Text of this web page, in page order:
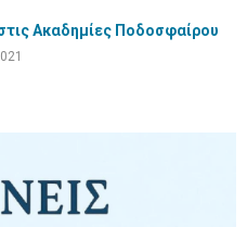
Ακαδημίες Ποδοσφαίρου